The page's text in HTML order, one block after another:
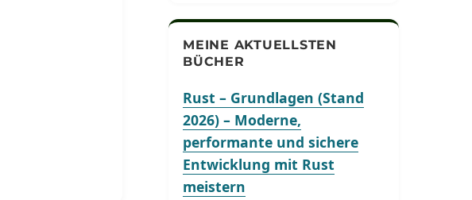
MEINE AKTUELLSTEN
BÜCHER
Rust – Grundlagen (Stand
2026) – Moderne,
performante und sichere
Entwicklung mit Rust
meistern